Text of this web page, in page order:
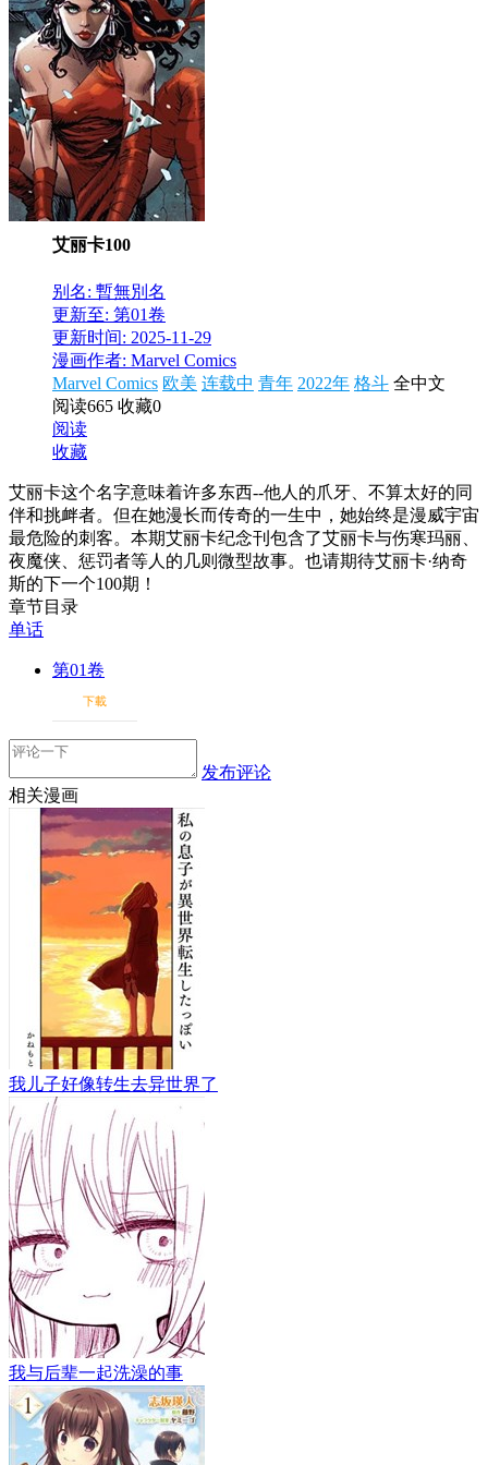
艾丽卡100
别名: 暫無別名
更新至: 第01卷
更新时间: 2025-11-29
漫画作者: Marvel Comics
Marvel Comics 欧美 连载中 青年 2022年 格斗 全中文
阅读665 收藏0
阅读
收藏
艾丽卡这个名字意味着许多东西--他人的爪牙、不算太好的同
伴和挑衅者。但在她漫长而传奇的一生中，她始终是漫威宇宙
最危险的刺客。本期艾丽卡纪念刊包含了艾丽卡与伤寒玛丽、
夜魔侠、惩罚者等人的几则微型故事。也请期待艾丽卡·纳奇
斯的下一个100期！
章节目录
单话
第01卷
下載
发布评论
相关漫画
我儿子好像转生去异世界了
我与后辈一起洗澡的事